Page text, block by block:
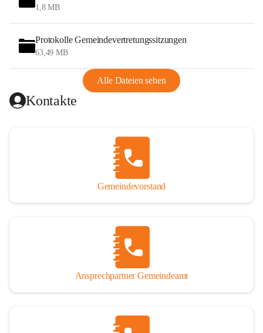
1,8 MB
Protokolle Gemeindevertretungssitzungen
63,49 MB
Alle Dateien sehen
Kontakte
Gemeindevorstand
Ansprechpartner Gemeindeamt